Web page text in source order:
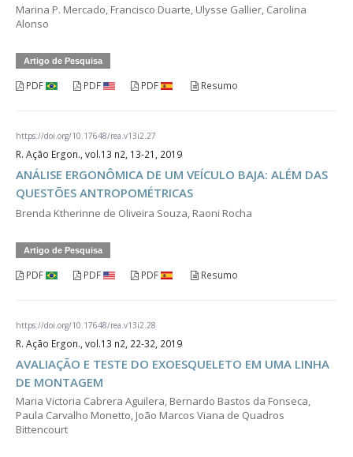
Marina P. Mercado, Francisco Duarte, Ulysse Gallier, Carolina
Alonso
Artigo de Pesquisa
PDF PDF PDF Resumo
https://doi.org/10.17648/rea.v13i2.27
R. Ação Ergon., vol.13 n2, 13-21, 2019
ANÁLISE ERGONÔMICA DE UM VEÍCULO BAJA: ALÉM DAS
QUESTÕES ANTROPOMÉTRICAS
Brenda Ktherinne de Oliveira Souza, Raoni Rocha
Artigo de Pesquisa
PDF PDF PDF Resumo
https://doi.org/10.17648/rea.v13i2.28
R. Ação Ergon., vol.13 n2, 22-32, 2019
AVALIAÇÃO E TESTE DO EXOESQUELETO EM UMA LINHA
DE MONTAGEM
Maria Victoria Cabrera Aguilera, Bernardo Bastos da Fonseca,
Paula Carvalho Monetto, João Marcos Viana de Quadros
Bittencourt